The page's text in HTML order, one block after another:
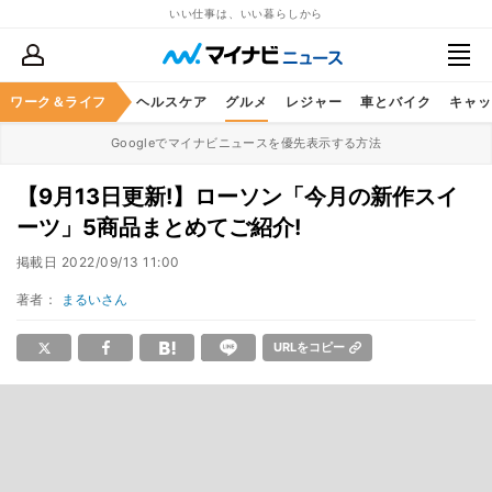
いい仕事は、いい暮らしから
ワーク＆ライフ
マネー 暮らし ヘルスケア グルメ レジャー 車とバイク キャ
Googleでマイナビニュースを優先表示する方法
【9月13日更新!】ローソン「今月の新作スイ
ーツ」5商品まとめてご紹介!
掲載日 2022/09/13 11:00
著者： まるいさん
URLをコピー